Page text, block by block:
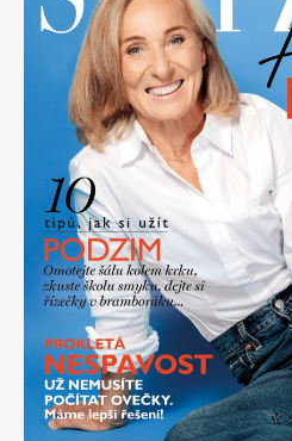
Marianne
Apetit
Knihy